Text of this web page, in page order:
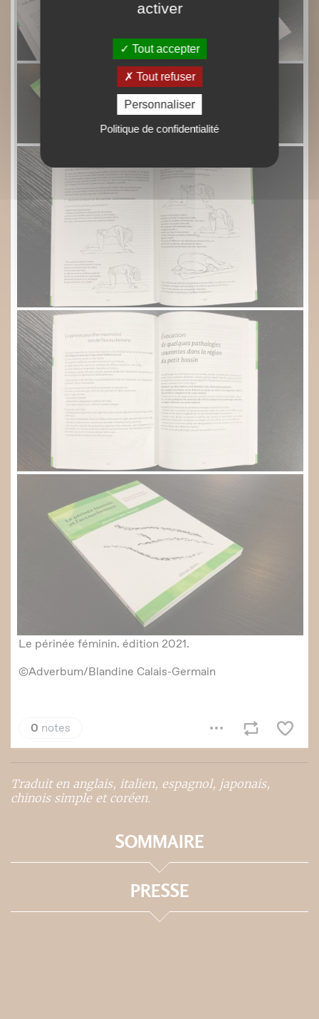
Traduit en anglais, italien, espagnol, japonais,
chinois simple et coréen.
SOMMAIRE
PRESSE
activer
Tout accepter
Tout refuser
Personnaliser
Politique de confidentialité